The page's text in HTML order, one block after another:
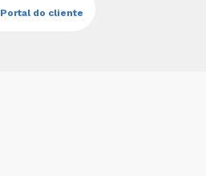
Portal do cliente